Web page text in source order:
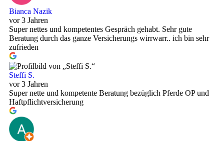
Bianca Nazik
vor 3 Jahren
Super nettes und kompetentes Gespräch gehabt. Sehr gute
Beratung durch das ganze Versicherungs wirrwarr.. ich bin sehr
zufrieden
Steffi S.
vor 3 Jahren
Super nette und kompetente Beratung bezüglich Pferde OP und
Haftpflichtversicherung